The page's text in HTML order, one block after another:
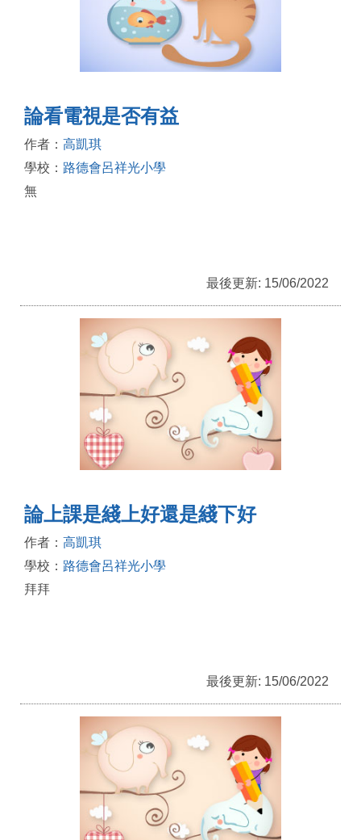
論看電視是否有益
作者： 高凱琪
學校： 路德會呂祥光小學
無
最後更新: 15/06/2022
論上課是綫上好還是綫下好
作者： 高凱琪
學校： 路德會呂祥光小學
拜拜
最後更新: 15/06/2022